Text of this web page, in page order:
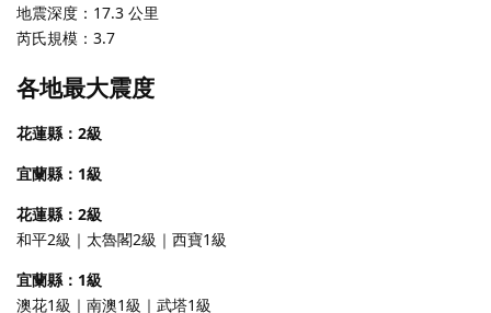
地震深度：17.3 公里
芮氏規模：3.7
各地最大震度
花蓮縣：2級
宜蘭縣：1級
花蓮縣：2級
和平2級｜太魯閣2級｜西寶1級
宜蘭縣：1級
澳花1級｜南澳1級｜武塔1級